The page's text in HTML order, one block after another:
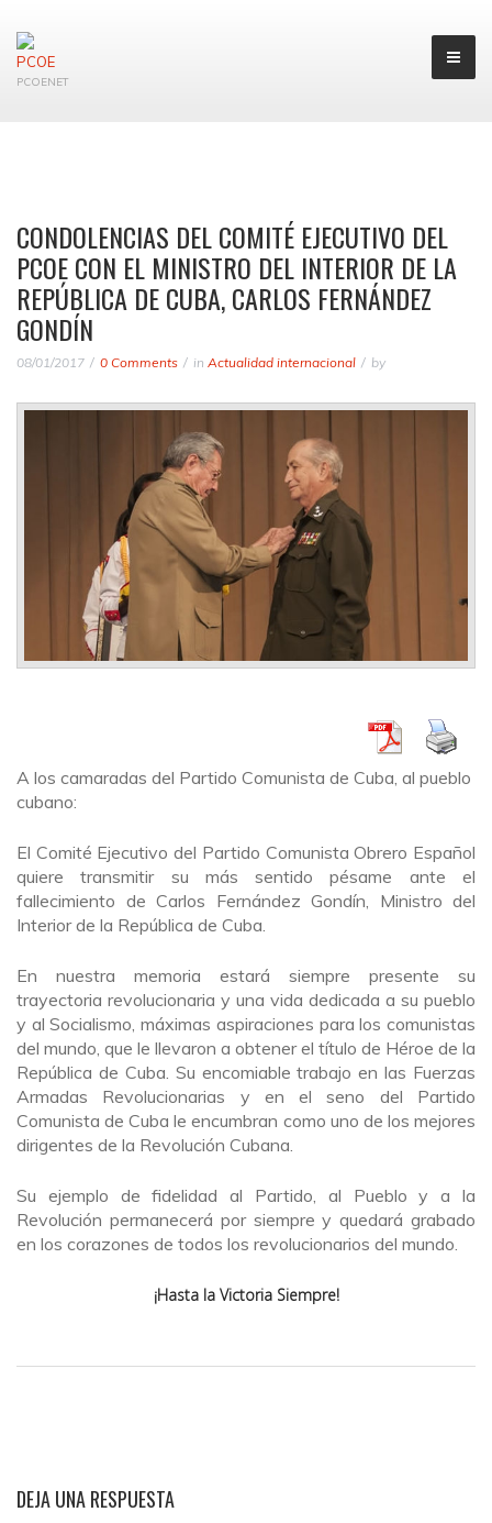
PCOENET
CONDOLENCIAS DEL COMITÉ EJECUTIVO DEL
PCOE CON EL MINISTRO DEL INTERIOR DE LA
REPÚBLICA DE CUBA, CARLOS FERNÁNDEZ
GONDÍN
08/01/2017 0 Comments in Actualidad internacional by
A los camaradas del Partido Comunista de Cuba, al pueblo
cubano:
El Comité Ejecutivo del Partido Comunista Obrero Español
quiere transmitir su más sentido pésame ante el
fallecimiento de Carlos Fernández Gondín, Ministro del
Interior de la República de Cuba.
En nuestra memoria estará siempre presente su
trayectoria revolucionaria y una vida dedicada a su pueblo
y al Socialismo, máximas aspiraciones para los comunistas
del mundo, que le llevaron a obtener el título de Héroe de la
República de Cuba. Su encomiable trabajo en las Fuerzas
Armadas Revolucionarias y en el seno del Partido
Comunista de Cuba le encumbran como uno de los mejores
dirigentes de la Revolución Cubana.
Su ejemplo de fidelidad al Partido, al Pueblo y a la
Revolución permanecerá por siempre y quedará grabado
en los corazones de todos los revolucionarios del mundo.
¡Hasta la Victoria Siempre!
DEJA UNA RESPUESTA